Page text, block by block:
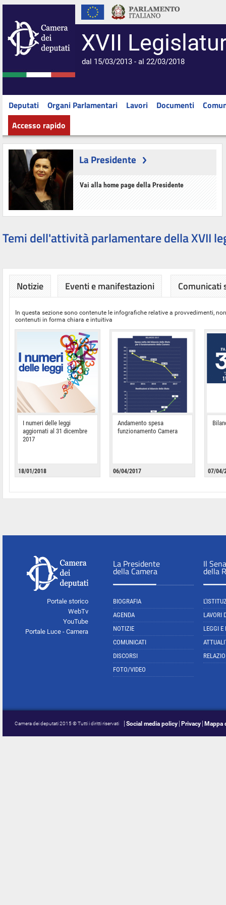
XVII
dal 15/03/2013 - al 22/03/2018
Deputati Organi Parlamentari Lavori Documenti
Accesso rapido
La Presidente
Vai alla home page della Presidente
Temi dell'attività parlamentare della XVII
Notizie Eventi e manifestazioni Comunicati
In questa sezione sono contenute le infografiche relative a provvedimenti,
contenuti in forma chiara e intuitiva
I numeri delle leggi
aggiornati al 31 dicembre
2017
18/01/2018
Andamento spesa
funzionamento Camera
06/04/2017 07/04/
Portale storico
WebTv
YouTube
Portale Luce - Camera
La Presidente
della Camera
BIOGRAFIA
AGENDA
NOTIZIE
COMUNICATI
DISCORSI
FOTO/VIDEO
Il
della
LAVORI
LEGGI E
Camera dei deputati 2015 © Tutti i diritti riservati Social media policy Privacy Mappa